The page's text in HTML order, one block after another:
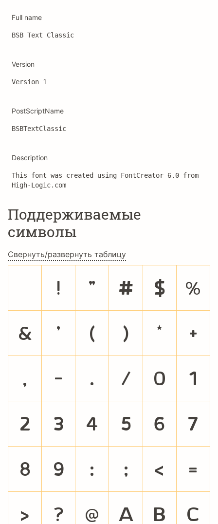
Full name
BSB Text Classic
Version
Version 1
PostScriptName
BSBTextClassic
Description
This font was created using FontCreator 6.0 from
High-Logic.com
Поддерживаемые
символы
Свернуть/развернуть таблицу
! " # $
%
&
' ( ) *
+
,
- . / 0
1
2
3 4 5 6
7
8
9 : ; <
=
>
? @ A B C